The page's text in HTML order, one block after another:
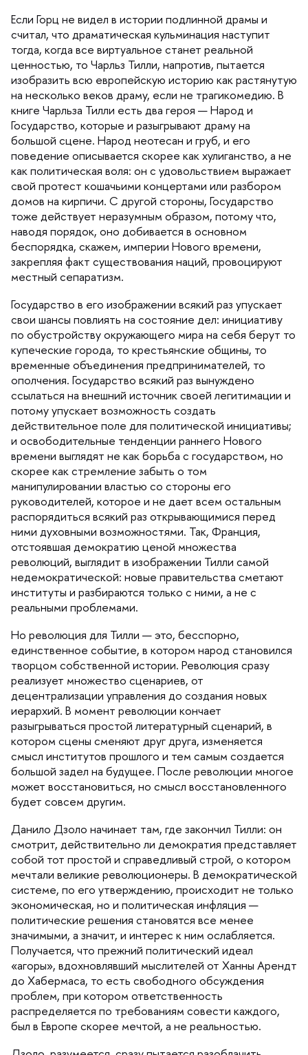
Если Горц не видел в истории подлинной драмы и
считал, что драматическая кульминация наступит
тогда, когда все виртуальное станет реальной
ценностью, то Чарльз Тилли, напротив, пытается
изобразить всю европейскую историю как растянутую
на несколько веков драму, если не трагикомедию.
книге Чарльза Тилли есть два героя — Народ и
Государство, которые и разыгрывают драму на
ольшой сцене. Народ неотесан и груб, и его
поведение описывается скорее как хулиганство, а не
как политическая воля: он с удовольствием выражает
свой протест кошачьими концертами или разбором
домов на кирпичи. С другой стороны, Государство
тоже действует неразумным образом, потому что,
наводя порядок, оно добивается в основном
еспорядка, скажем, империи Нового времени,
закрепляя факт существования наций, провоцируют
местный сепаратизм.
Государство в его изображении всякий раз упускает
свои шансы повлиять на состояние дел: инициативу
по обустройству окружающего мира на себя берут то
купеческие города, то крестьянские общины, то
ременные объединения предпринимателей, то
ополчения. Государство всякий раз вынуждено
ссылаться на внешний источник своей легитимации и
потому упускает возможность создать
действительное поле для политической инициативы;
и освободительные тенденции раннего Нового
ремени выглядят не как борьба с государством, но
скорее как стремление забыть о том
манипулировании властью со стороны его
руководителей, которое и не дает всем остальным
распорядиться всякий раз открывающимися перед
ними духовными возможностями. Так, Франция,
отстоявшая демократию ценой множества
революций, выглядит в изображении Тилли самой
недемократической: новые правительства сметают
институты и разбираются только с ними, а не с
реальными проблемами.
Но революция для Тилли — это, бесспорно,
единственное событие, в котором народ становился
творцом собственной истории. Революция сразу
реализует множество сценариев, от
децентрализации управления до создания новых
иерархий. В момент революции кончает
разыгрываться простой литературный сценарий,
котором сцены сменяют друг друга, изменяется
смысл институтов прошлого и тем самым создается
ольшой задел на будущее. После революции многое
может восстановиться, но смысл восстановленного
удет совсем другим.
Данило Дзоло начинает там, где закончил Тилли: он
смотрит, действительно ли демократия представляет
собой тот простой и справедливый строй, о котором
мечтали великие революционеры. В демократической
системе, по его утверждению, происходит не только
экономическая, но и политическая инфляция —
политические решения становятся все менее
значимыми, а значит, и интерес к ним ослабляется.
Получается, что прежний политический идеал
«агоры», вдохновлявший мыслителей от Ханны Арендт
до Хабермаса, то есть свободного обсуждения
проблем, при котором ответственность
распределяется по требованиям совести каждого,
ыл в Европе скорее мечтой, а не реальностью.